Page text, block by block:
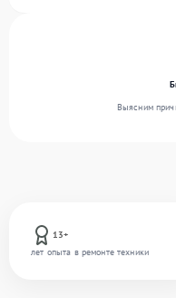
13+
лет опыта в ремонте техники
Выясним